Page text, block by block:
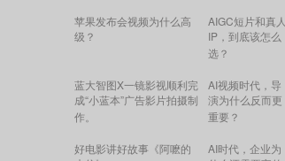
苹果发布会视频为什么高
级？
AIGC短片和真人
IP，到底该怎么
选？
蓝大智图X一镜影视顺利完
成“小蓝本”广告影片拍摄制
作。
AI视频时代，导
演为什么反而更
重要？
好电影讲好故事《阿嚒的 AI时代，企业为